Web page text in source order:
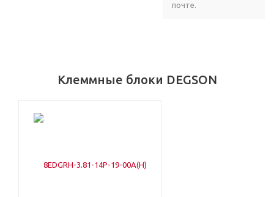
почте.
Клеммные блоки DEGSON